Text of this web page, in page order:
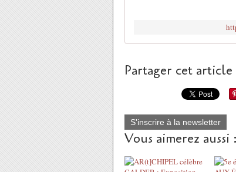
Partager cet article
S'inscrire à la newsletter
Vous aimerez aussi :